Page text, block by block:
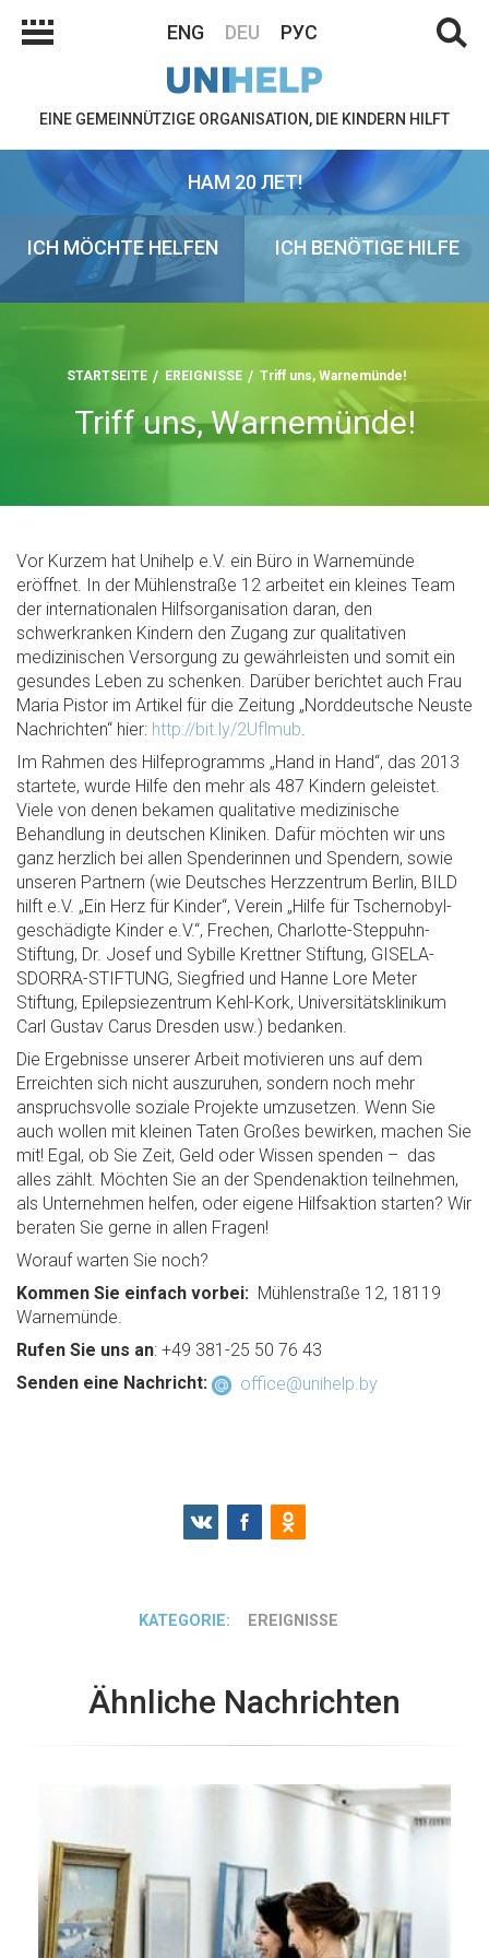
ENG DEU РУС
EINE GEMEINNÜTZIGE ORGANISATION, DIE KINDERN HILFT
НАМ 20 ЛЕТ!
ICH MÖCHTE HELFEN ICH BENÖTIGE HILFE
STARTSEITE EREIGNISSE Triff uns, Warnemünde!
Triff uns, Warnemünde!
Vor Kurzem hat Unihelp e.V. ein Büro in Warnemünde
eröffnet. In der Mühlenstraße 12 arbeitet ein kleines Team
der internationalen Hilfsorganisation daran, den
schwerkranken Kindern den Zugang zur qualitativen
medizinischen Versorgung zu gewährleisten und somit ein
gesundes Leben zu schenken. Darüber berichtet auch Frau
Maria Pistor im Artikel für die Zeitung „Norddeutsche Neuste
Nachrichten“ hier: http://bit.ly/2Uflmub.
Im Rahmen des Hilfeprogramms „Hand in Hand“, das 2013
startete, wurde Hilfe den mehr als 487 Kindern geleistet.
Viele von denen bekamen qualitative medizinische
Behandlung in deutschen Kliniken. Dafür möchten wir uns
ganz herzlich bei allen Spenderinnen und Spendern, sowie
unseren Partnern (wie Deutsches Herzzentrum Berlin, BILD
hilft e.V. „Ein Herz für Kinder“, Verein „Hilfe für Tschernobyl-
geschädigte Kinder e.V.“, Frechen, Charlotte-Steppuhn-
Stiftung, Dr. Josef und Sybille Krettner Stiftung, GISELA-
SDORRA-STIFTUNG, Siegfried und Hanne Lore Meter
Stiftung, Epilepsiezentrum Kehl-Kork, Universitätsklinikum
Carl Gustav Carus Dresden usw.) bedanken.
Die Ergebnisse unserer Arbeit motivieren uns auf dem
Erreichten sich nicht auszuruhen, sondern noch mehr
anspruchsvolle soziale Projekte umzusetzen. Wenn Sie
auch wollen mit kleinen Taten Großes bewirken, machen Sie
mit! Egal, ob Sie Zeit, Geld oder Wissen spenden – das
alles zählt. Möchten Sie an der Spendenaktion teilnehmen,
als Unternehmen helfen, oder eigene Hilfsaktion starten? Wir
beraten Sie gerne in allen Fragen!
Worauf warten Sie noch?
Kommen Sie einfach vorbei: Mühlenstraße 12, 18119
Warnemünde.
Rufen Sie uns an: +49 381-25 50 76 43
Senden eine Nachricht:
office@unihelp.by
KATEGORIE: EREIGNISSE
Ähnliche Nachrichten